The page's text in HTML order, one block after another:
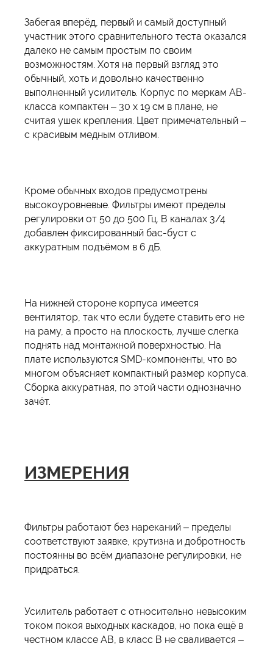
Забегая вперёд, первый и самый доступный
участник этого сравнительного теста оказался
далеко не самым простым по своим
возможностям. Хотя на первый взгляд это
обычный, хоть и довольно качественно
выполненный усилитель. Корпус по меркам АВ-
класса компактен – 30 х 19 см в плане, не
считая ушек крепления. Цвет примечательный –
с красивым медным отливом.
Кроме обычных входов предусмотрены
высокоуровневые. Фильтры имеют пределы
регулировки от 50 до 500 Гц. В каналах 3/4
добавлен фиксированный бас-буст с
аккуратным подъёмом в 6 дБ.
На нижней стороне корпуса имеется
вентилятор, так что если будете ставить его не
на раму, а просто на плоскость, лучше слегка
поднять над монтажной поверхностью. На
плате используются SMD-компоненты, что во
многом объясняет компактный размер корпуса.
Сборка аккуратная, по этой части однозначно
зачёт.
ИЗМЕРЕНИЯ
Фильтры работают без нареканий – пределы
соответствуют заявке, крутизна и добротность
постоянны во всём диапазоне регулировки, не
придраться.
Усилитель работает с относительно невысоким
током покоя выходных каскадов, но пока ещё в
честном классе АВ, в класс В не сваливается –